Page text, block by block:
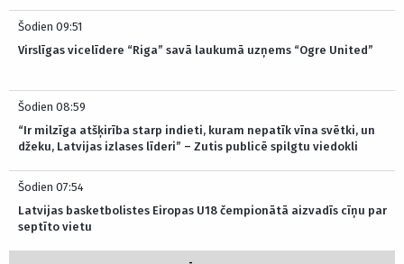
Šodien 09:51
Virslīgas vicelīdere “Riga” savā laukumā uzņems “Ogre United”
Šodien 08:59
“Ir milzīga atšķirība starp indieti, kuram nepatīk vīna svētki, un
džeku, Latvijas izlases līderi” – Zutis publicē spilgtu viedokli
Šodien 07:54
Latvijas basketbolistes Eiropas U18 čempionātā aizvadīs cīņu par
septīto vietu